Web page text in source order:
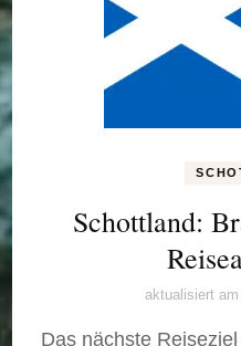
Schottland:
aktualisiert am
Das nächste